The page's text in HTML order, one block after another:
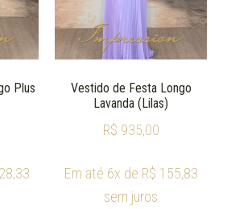
Plus
Vestido de Festa Longo
Lavanda (Lilas)
R$ 935,00
Em até 6x de R$ 155,83
sem juros